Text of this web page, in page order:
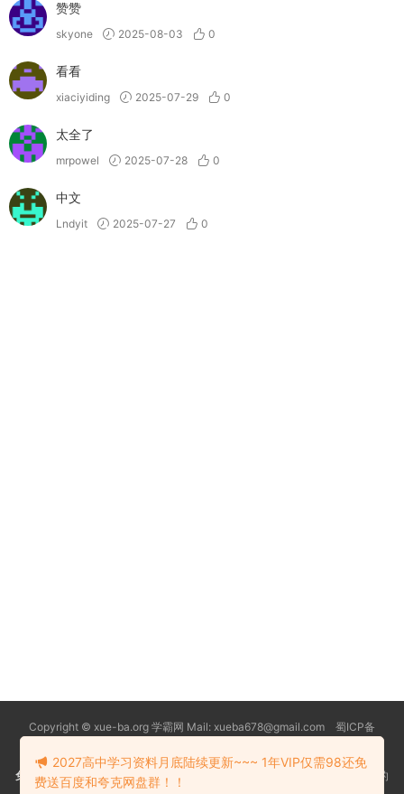
赞赞
skyone 2025-08-03 0
看看
xiaciyiding 2025-07-29 0
太全了
mrpowel 2025-07-28 0
中文
Lndyit 2025-07-27 0
Copyright © xue-ba.org 学霸网 Mail: xueba678@gmail.com 蜀ICP备
常见问题
更新日志 忘记密码本站推荐浏览器：Edge浏览器
免责声明：本站资源均搜索自互联网和网友分享,仅供大家学习交流,不对资料的
2027高中学习资料月底陆续更新~~~ 1年VIP仅需98还免
费送百度和夸克网盘群！！